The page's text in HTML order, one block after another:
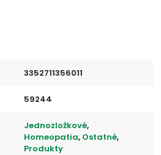
3352711356011
59244
Jednozložkové,
Homeopatia, Ostatné,
Produkty